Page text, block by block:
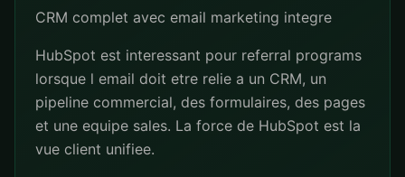
CRM complet avec email marketing integre
HubSpot est interessant pour referral programs
lorsque l email doit etre relie a un CRM, un
pipeline commercial, des formulaires, des pages
et une equipe sales. La force de HubSpot est la
vue client unifiee.